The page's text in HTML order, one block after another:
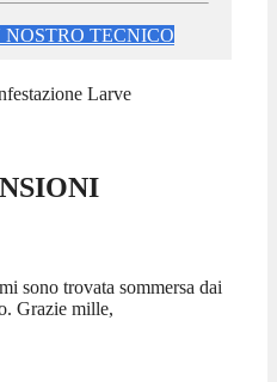
TECNICO
Larve
sono trovata sommersa dai
Grazie mille,